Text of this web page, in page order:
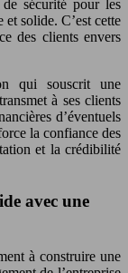
sécurité pour les
solide. C’est cette
des clients envers
qui souscrit une
à ses clients
d’éventuels
la confiance des
et la crédibilité
avec une
à construire une